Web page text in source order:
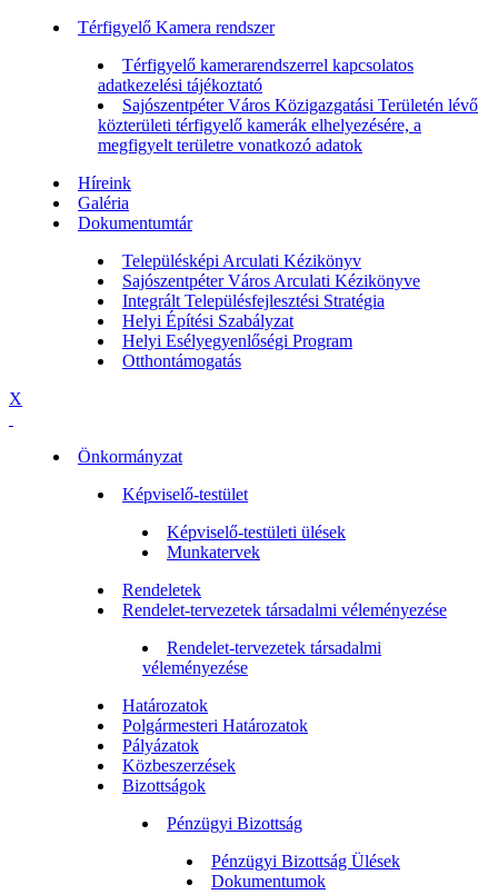
Térfigyelő Kamera rendszer
Térfigyelő kamerarendszerrel kapcsolatos
adatkezelési tájékoztató
Sajószentpéter Város Közigazgatási Területén lévő
közterületi térfigyelő kamerák elhelyezésére, a
megfigyelt területre vonatkozó adatok
Híreink
Galéria
Dokumentumtár
Településképi Arculati Kézikönyv
Sajószentpéter Város Arculati Kézikönyve
Integrált Településfejlesztési Stratégia
Helyi Építési Szabályzat
Helyi Esélyegyenlőségi Program
Otthontámogatás
X
Önkormányzat
Képviselő-testület
Képviselő-testületi ülések
Munkatervek
Rendeletek
Rendelet-tervezetek társadalmi véleményezése
Rendelet-tervezetek társadalmi
véleményezése
Határozatok
Polgármesteri Határozatok
Pályázatok
Közbeszerzések
Bizottságok
Pénzügyi Bizottság
Pénzügyi Bizottság Ülések
Dokumentumok